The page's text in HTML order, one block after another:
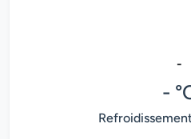
-
-